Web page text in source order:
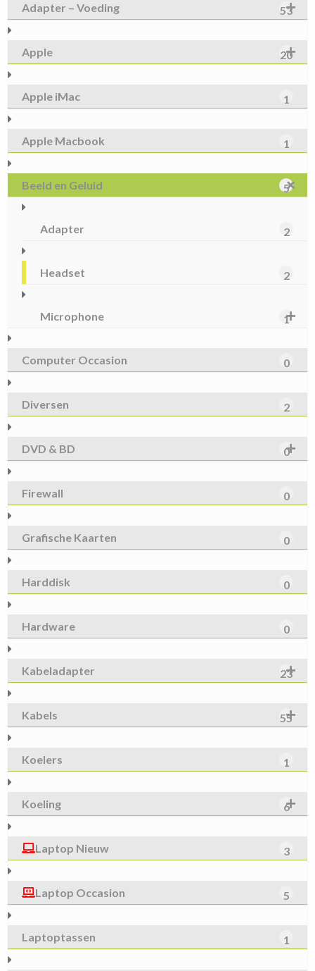
Adapter – Voeding 53
Apple 20
Apple iMac 1
Apple Macbook 1
Beeld en Geluid 5
Adapter 2
Headset 2
Microphone 1
Computer Occasion 0
Diversen 2
DVD & BD 0
Firewall 0
Grafische Kaarten 0
Harddisk 0
Hardware 0
Kabeladapter 23
Kabels 55
Koelers 1
Koeling 6
Laptop Nieuw 3
Laptop Occasion 5
Laptoptassen 1